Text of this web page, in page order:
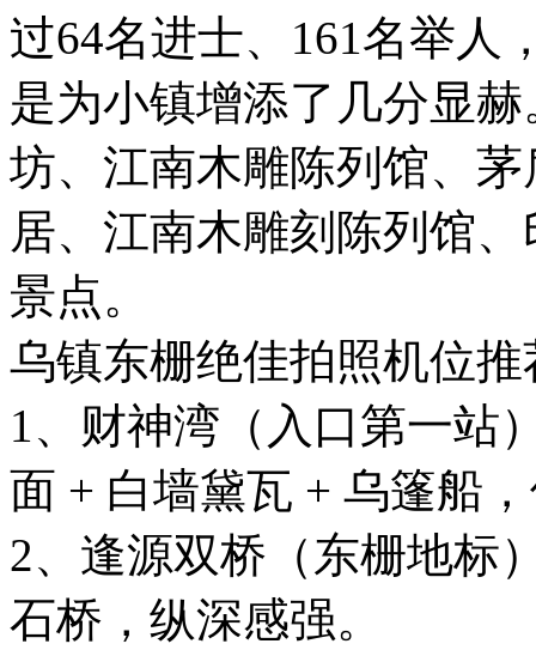
过64名进士、161名举人
是为小镇增添了几分显
坊、江南木雕陈列馆、
居、江南木雕刻陈列馆
景点。
乌镇东栅绝佳拍照机位推
1、财神湾（入口第一站
面 + 白墙黛瓦 + 乌篷船
2、逢源双桥（东栅地标
石桥，纵深感强。